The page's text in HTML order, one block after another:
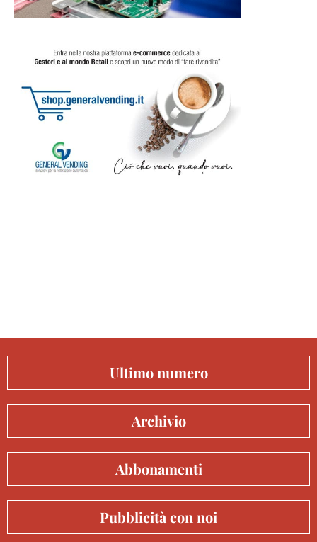
Ultimo numero
Archivio
Abbonamenti
Pubblicità con noi